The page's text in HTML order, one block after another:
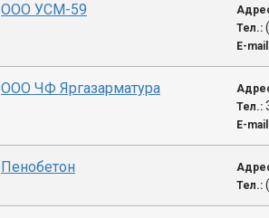
ООО УСМ-59
Тел.:
E-
ООО ЧФ Яргазарматура
Тел.:
E-
Пенобетон
Тел.: